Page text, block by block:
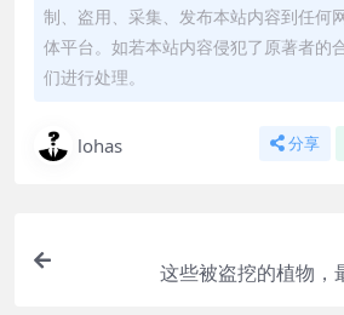
制、盗用、采集、发布本站内容到任何
体平台。如若本站内容侵犯了原著者的
们进行处理。
lohas 分享
这些被盗挖的植物，